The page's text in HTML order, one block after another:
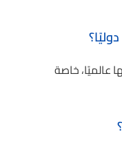
عالميًا، خاصة